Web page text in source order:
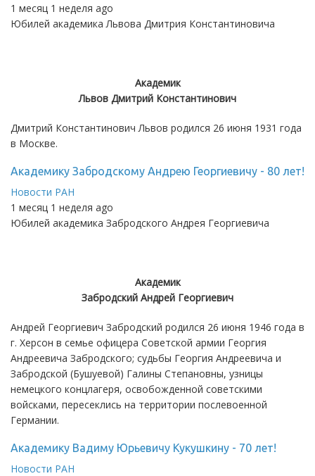
1 месяц 1 неделя ago
Юбилей академика Львова Дмитрия Константиновича
Академик
Львов Дмитрий Константинович
Дмитрий Константинович Львов родился 26 июня 1931 года
в Москве.
Академику Забродскому Андрею Георгиевичу - 80 лет!
Новости РАН
1 месяц 1 неделя ago
Юбилей академика Забродского Андрея Георгиевича
Академик
Забродский Андрей Георгиевич
Андрей Георгиевич Забродский родился 26 июня 1946 года в
г. Херсон в семье офицера Советской армии Георгия
Андреевича Забродского; судьбы Георгия Андреевича и
Забродской (Бушуевой) Галины Степановны, узницы
немецкого концлагеря, освобожденной советскими
войсками, пересеклись на территории послевоенной
Германии.
Академику Вадиму Юрьевичу Кукушкину - 70 лет!
Новости РАН